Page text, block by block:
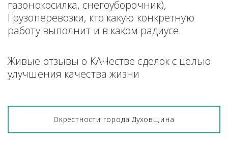
газонокосилка, снегоуборочник),
Грузоперевозки, кто какую конкретную
работу выполнит и в каком радиусе.
Живые отзывы о КАЧестве сделок с целью
улучшения качества жизни
Окрестности города Духовщина